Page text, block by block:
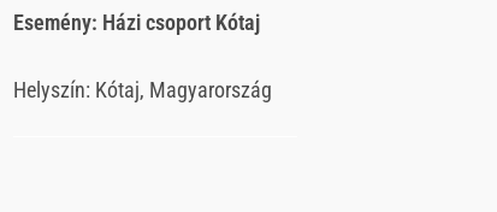
Esemény: Házi csoport Kótaj
Helyszín: Kótaj, Magyarország